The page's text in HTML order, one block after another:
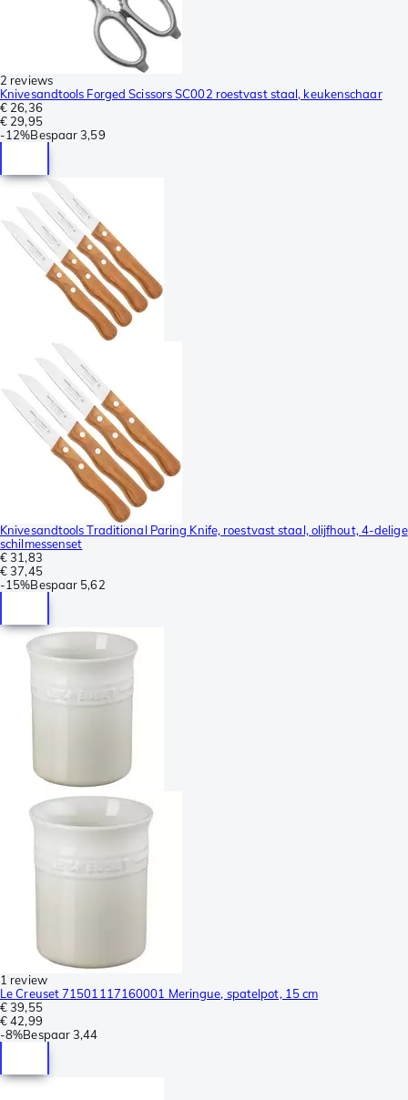
2 reviews
Knivesandtools Forged Scissors SC002 roestvast staal, keukenschaar
€ 26,36
€ 29,95
-12%Bespaar 3,59
Knivesandtools Traditional Paring Knife, roestvast staal, olijfhout, 4-delige
schilmessenset
€ 31,83
€ 37,45
-15%Bespaar 5,62
1 review
Le Creuset 71501117160001 Meringue, spatelpot, 15 cm
€ 39,55
€ 42,99
-8%Bespaar3,44